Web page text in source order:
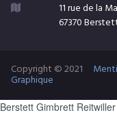
11 rue de la
67370
Copyright © 2021
Graphique
Berstett Gimbrett